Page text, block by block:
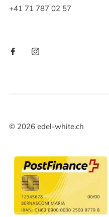
+41 71 787 02 57
© 2026edel-white.ch